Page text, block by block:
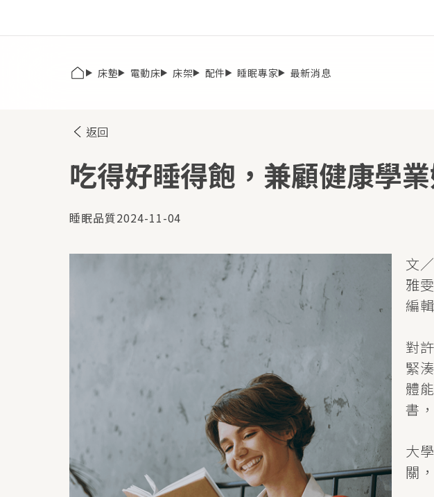
床墊 電動床 床架 配件 睡眠專家 最新消息
返回
吃得好睡得飽，兼顧健康學業
睡眠品質2024-11-04
文
雅
編
對
緊
體
書
大
關